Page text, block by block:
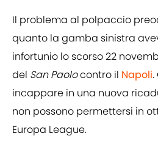
Il problema al polpaccio
quanto la gamba sinistra
infortunio lo scorso 22
del San Paolocontro il Napoli.
incappare in una nuova
non possono permettersi in
Europa League.